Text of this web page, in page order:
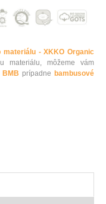
- XKKO Organic
materiálu, môžeme vám
BMB prípadne bambusové